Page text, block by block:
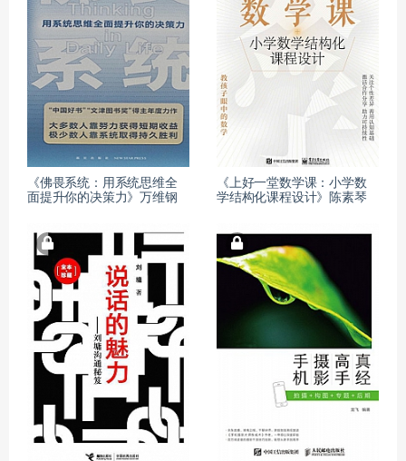
《佛畏系统：用系统思维全
面提升你的决策力》万维钢
《上好一堂数学课：小学数
学结构化课程设计》陈素琴